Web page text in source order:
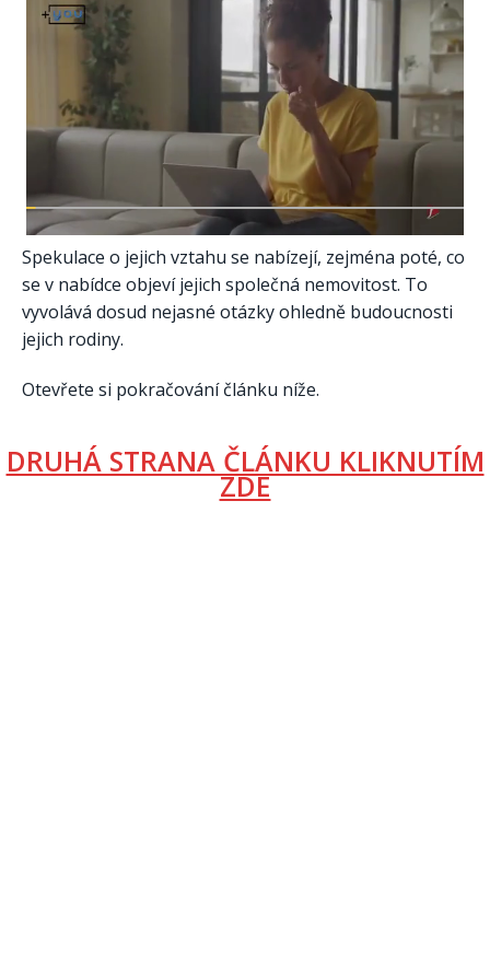
Spekulace o jejich vztahu se nabízejí, zejména poté, co
se v nabídce objeví jejich společná nemovitost. To
vyvolává dosud nejasné otázky ohledně budoucnosti
jejich rodiny.
Otevřete si pokračování článku níže.
DRUHÁ STRANA ČLÁNKU KLIKNUTÍM
ZDE